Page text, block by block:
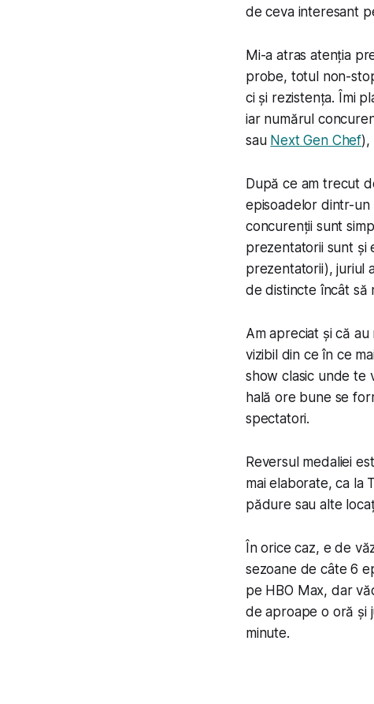
de ceva interesant
Mi-a atras atenția
probe, totul non-
ci și rezistența. Îmi
iar numărul
sau Next Gen Chef),
După ce am trecut
episoadelor dintr-un
concurenții sunt
prezentatorii sunt și
prezentatorii), juriul
de distincte încât să
Am apreciat și că
vizibil din ce în ce
show clasic unde te
hală ore bune se
spectatori.
Reversul medaliei
mai elaborate, ca la
pădure sau alte
În orice caz, e de
sezoane de câte 6
pe HBO Max, dar
de aproape o oră și
minute.